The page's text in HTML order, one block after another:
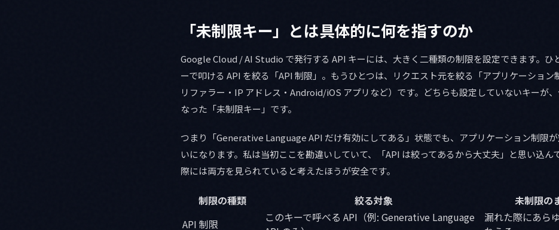
「未制限キー」とは具体的に何を指すのか
Google Cloud / AI Studio で発行する API キーには、大きく二種類の制限を設定できます。ひ
ーで叩ける API を絞る「API 制限」。もうひとつは、リクエスト元を絞る「アプリケーショ
リファラー・IP アドレス・Android/iOS アプリなど）です。どちらも設定していないキーが
なった「未制限キー」です。
つまり「Generative Language API だけ有効にしてある」状態でも、アプリケーション制限
いになります。私は当初ここを勘違いしていて、「API は絞ってあるから大丈夫」と思い込ん
際には両方を見られていると考えたほうが安全です。
制限の種類 絞る対象
未制限の
API 制限
このキーで呼べる API（例: Generative Language
漏れた際にあら